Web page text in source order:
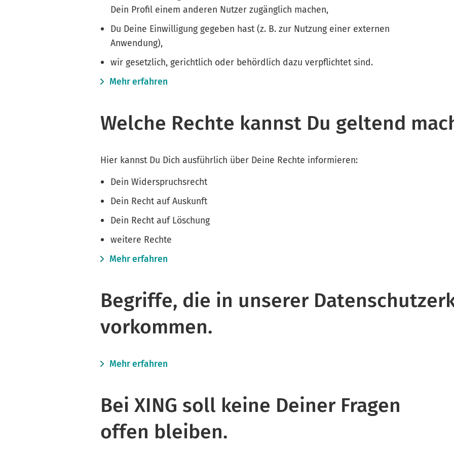
Dein Profil einem anderen Nutzer zugänglich machen,
Du Deine Einwilligung gegeben hast (z. B. zur Nutzung einer externen
Anwendung),
wir gesetzlich, gerichtlich oder behördlich dazu verpflichtet sind.
Mehr erfahren
Welche Rechte kannst Du geltend
Hier kannst Du Dich ausführlich über Deine Rechte informieren:
Dein Widerspruchsrecht
Dein Recht auf Auskunft
Dein Recht auf Löschung
weitere Rechte
Mehr erfahren
Begriffe, die in unserer
vorkommen.
Mehr erfahren
Bei XING soll keine Deiner Fragen
offen bleiben.